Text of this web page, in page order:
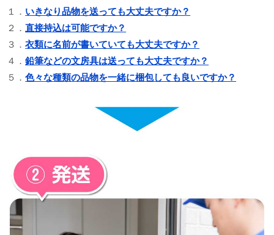
１． いきなり品物を送っても大丈夫ですか？
２．直接持込は可能ですか？
３．衣類に名前が書いていても大丈夫ですか？
４．鉛筆などの文房具は送っても大丈夫ですか？
５．色々な種類の品物を一緒に梱包しても良いですか？